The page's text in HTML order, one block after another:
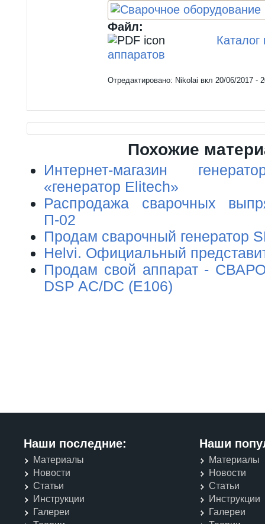
Файл:
Каталог
аппаратов
Отредактировано: Nikolai вкл 20/06/2017 -
Похожие
Интернет-магазин
«генератор Elitech»
Распродажа сварочных
П-02
Продам сварочный генератор
Helvi. Официальный
Продам свой аппарат -
DSP AC/DC (E106)
Наши последние:
Материалы
Новости
Статьи
Инструкции
Галереи
Наши
Материалы
Новости
Статьи
Инструкции
Галереи